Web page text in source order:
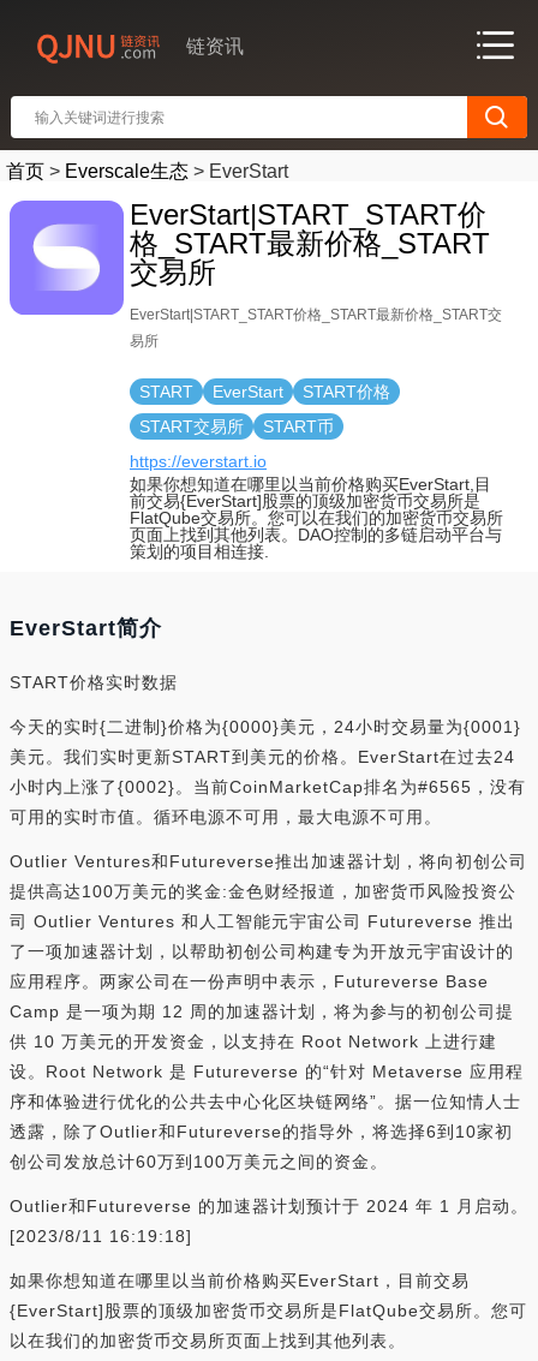
链资讯
首页 > Everscale生态 > EverStart
EverStart|START_START价
格_START最新价格_START
交易所
EverStart|START_START价格_START最新价格_START交
易所
START EverStart
START价格
START交易所
START币
https://everstart.io
如果你想知道在哪里以当前价格购买EverStart,目
前交易{EverStart]股票的顶级加密货币交易所是
FlatQube交易所。您可以在我们的加密货币交易所
页面上找到其他列表。DAO控制的多链启动平台与
策划的项目相连接.
EverStart简介
START价格实时数据
今天的实时{二进制}价格为{0000}美元，24小时交易量为{0001}
美元。我们实时更新START到美元的价格。EverStart在过去24
小时内上涨了{0002}。当前CoinMarketCap排名为#6565，没有
可用的实时市值。循环电源不可用，最大电源不可用。
Outlier Ventures和Futureverse推出加速器计划，将向初创公司
提供高达100万美元的奖金:金色财经报道，加密货币风险投资公
司 Outlier Ventures 和人工智能元宇宙公司 Futureverse 推出
了一项加速器计划，以帮助初创公司构建专为开放元宇宙设计的
应用程序。两家公司在一份声明中表示，Futureverse Base
Camp 是一项为期 12 周的加速器计划，将为参与的初创公司提
供 10 万美元的开发资金，以支持在 Root Network 上进行建
设。Root Network 是 Futureverse 的“针对 Metaverse 应用程
序和体验进行优化的公共去中心化区块链网络”。据一位知情人士
透露，除了Outlier和Futureverse的指导外，将选择6到10家初
创公司发放总计60万到100万美元之间的资金。
Outlier和Futureverse 的加速器计划预计于 2024 年 1 月启动。
[2023/8/11 16:19:18]
如果你想知道在哪里以当前价格购买EverStart，目前交易
{EverStart]股票的顶级加密货币交易所是FlatQube交易所。您可
以在我们的加密货币交易所页面上找到其他列表。